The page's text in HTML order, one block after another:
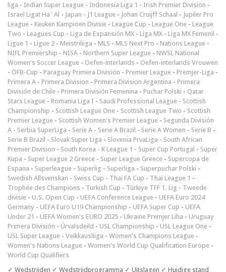
liga - Indian Super League - Indonesia Liga 1 - Irish Premier Division -
Israel Ligat Ha`Al - Japan - J1 League - Johan Cruijff Schaal - Jupiler Pro
League - Keuken Kampioen Divisie - League Cup - League One - League
Two - Leagues Cup - Liga de Expansión MX - Liga MX - Liga MX Femenil -
Ligue 1 - Ligue 2 - Meistriliiga - MLS - MLS Next Pro - Nations League -
NIFL Premiership - NISA - Northern Super League - NWSL National
Women's Soccer League - Oefen-interlands - Oefen-interlands Vrouwen
- ÖFB-Cup - Paraguay Primera División - Premier League - Premjer-Liga -
Primera A - Primera Division - Primera Division Argentina - Primera
División de Chile - Primera División Femenina - Puchar Polski - Qatar
Stars League - Romania Liga I - Saudi Professional League - Scottish
Championship - Scottish League One - Scottish League Two - Scottish
Premier League - Scottish Women's Premier League - Segunda División
A - Serbia SuperLiga - Serie A - Serie A Brazil - Serie A Women - Serie B -
Serie B Brazil - Slovak Super Liga - Slovenia PrvaLiga - South African
Premier Division - South Korea - K League 1 - Super Cup Portugal - Süper
Kupa - Super League 2 Greece - Super League Greece - Supercopa de
Espana - Superleague - Superlig - Superliga - Superpuchar Polski -
Swedish Allsvenskan - Swiss Cup - Thai FA Cup - Thai League 1 -
Trophée des Champions - Turkish Cup - Türkiye TFF 1. Lig - Tweede
divisie - U.S. Open Cup - UEFA Conference League - UEFA Euro 2024
Germany - UEFA Euro U19 Championship - UEFA Super Cup - UEFA
Under 21 - UEFA Women's EURO 2025 - Ukraine Premjer Liha - Uruguay
Primera División - Úrvalsdeild - USL Championship - USL League One -
USL Super League - Veikkausliiga - Women's Champions League -
Women's Nations League - Women's World Cup Qualification Europe -
World Cup Qualifiers
✓ Wedstrijden ✓ Wedstrijdprogramma ✓ Uitslagen ✓ Huidige stand